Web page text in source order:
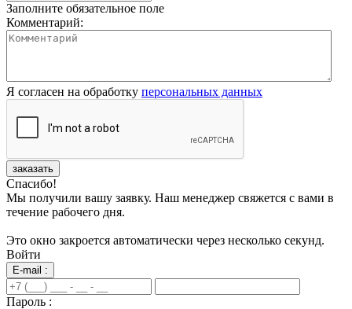
Заполните обязательное поле
Комментарий:
Я согласен на обработку персональных данных
заказать
Спасибо!
Мы получили вашу заявку. Наш менеджер свяжется с вами в
течение рабочего дня.
Это окно закроется автоматически через несколько секунд.
Войти
E-mail :
Пароль :